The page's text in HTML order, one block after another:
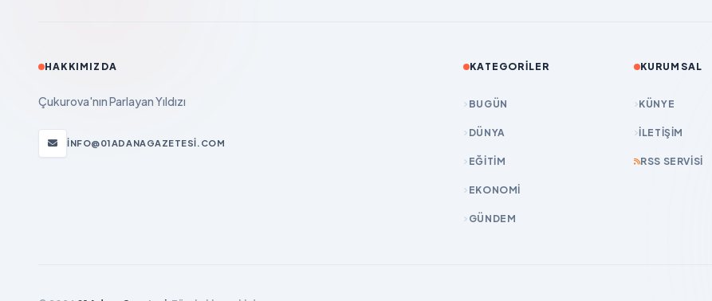
HAKKIMIZDA
Çukurova'nın Parlayan Yıldızı
INFO@01ADANAGAZETESI.COM
KATEGORILER
BUGÜN
DÜNYA
EĞİTİM
EKONOMİ
GÜNDEM
KURUMSAL
KÜNYE
İLETIŞIM
RSS SERVISI